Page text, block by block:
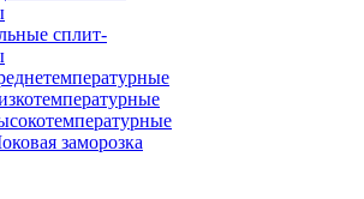
сплит-
заморозка